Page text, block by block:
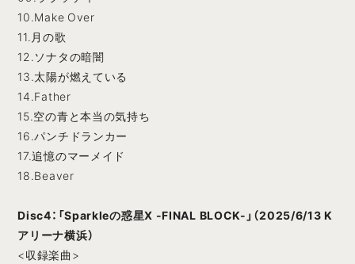
10.Make Over
11.月の歌
12.ソナタの暗闇
13.太陽が燃えている
14.Father
15.空の青と本当の気持ち
16.パンチドランカー
17.追憶のマーメイド
18.Beaver
Disc4：「Sparkleの惑星X -FINAL BLOCK-」（2025/6/13 K
アリーナ横浜）
<収録楽曲>